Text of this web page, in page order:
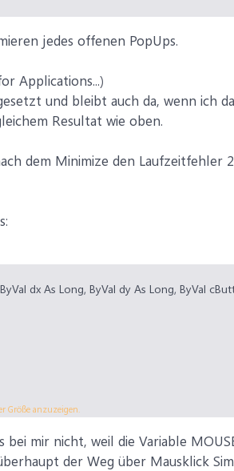
jedes offenen PopUps.
Applications...)
und bleibt auch da, wenn ich
Resultat wie oben.
dem Minimize den Laufzeitfehler
dx As Long, ByVal dy As Long, ByVal
Größe anzuzeigen.
mir nicht, weil die Variable
der Weg über Mausklick